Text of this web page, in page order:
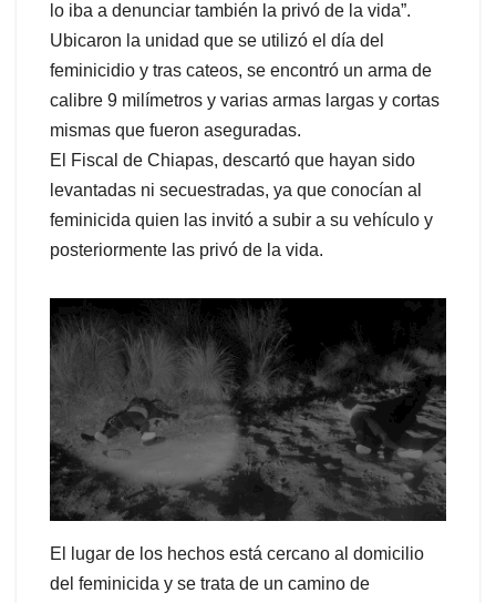
lo iba a denunciar también la privó de la vida”.
Ubicaron la unidad que se utilizó el día del
feminicidio y tras cateos, se encontró un arma de
calibre 9 milímetros y varias armas largas y cortas
mismas que fueron aseguradas.
El Fiscal de Chiapas, descartó que hayan sido
levantadas ni secuestradas, ya que conocían al
feminicida quien las invitó a subir a su vehículo y
posteriormente las privó de la vida.
El lugar de los hechos está cercano al domicilio
del feminicida y se trata de un camino de